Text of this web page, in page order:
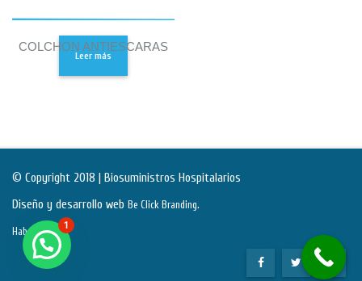
COLCHON ANTIESCARAS
Leer más
© Copyright 2018 | Biosuministros Hospitalarios
Diseño y desarrollo web Be Click Branding.
Habeas Data
1